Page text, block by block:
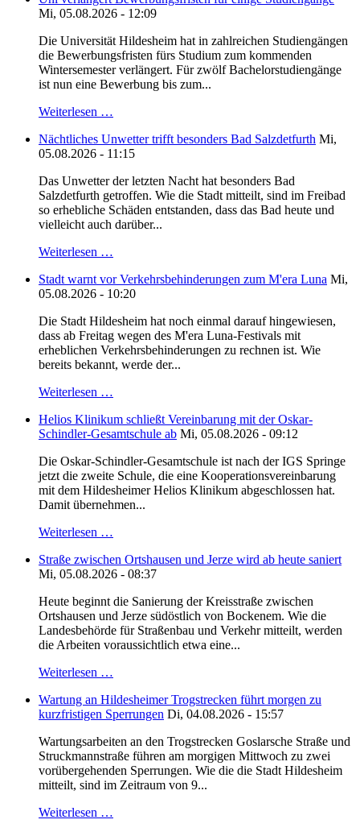
Mi, 05.08.2026 - 12:09
Die Universität Hildesheim hat in zahlreichen Studiengängen
die Bewerbungsfristen fürs Studium zum kommenden
Wintersemester verlängert. Für zwölf Bachelorstudiengänge
ist nun eine Bewerbung bis zum...
Weiterlesen …
Nächtliches Unwetter trifft besonders Bad Salzdetfurth Mi,
05.08.2026 - 11:15
Das Unwetter der letzten Nacht hat besonders Bad
Salzdetfurth getroffen. Wie die Stadt mitteilt, sind im Freibad
so erhebliche Schäden entstanden, dass das Bad heute und
vielleicht auch darüber...
Weiterlesen …
Stadt warnt vor Verkehrsbehinderungen zum M'era Luna Mi,
05.08.2026 - 10:20
Die Stadt Hildesheim hat noch einmal darauf hingewiesen,
dass ab Freitag wegen des M'era Luna-Festivals mit
erheblichen Verkehrsbehinderungen zu rechnen ist. Wie
bereits bekannt, werde der...
Weiterlesen …
Helios Klinikum schließt Vereinbarung mit der Oskar-
Schindler-Gesamtschule ab Mi, 05.08.2026 - 09:12
Die Oskar-Schindler-Gesamtschule ist nach der IGS Springe
jetzt die zweite Schule, die eine Kooperationsvereinbarung
mit dem Hildesheimer Helios Klinikum abgeschlossen hat.
Damit übernehmen...
Weiterlesen …
Straße zwischen Ortshausen und Jerze wird ab heute saniert
Mi, 05.08.2026 - 08:37
Heute beginnt die Sanierung der Kreisstraße zwischen
Ortshausen und Jerze südöstlich von Bockenem. Wie die
Landesbehörde für Straßenbau und Verkehr mitteilt, werden
die Arbeiten voraussichtlich etwa eine...
Weiterlesen …
Wartung an Hildesheimer Trogstrecken führt morgen zu
kurzfristigen Sperrungen Di, 04.08.2026 - 15:57
Wartungsarbeiten an den Trogstrecken Goslarsche Straße und
Struckmannstraße führen am morgigen Mittwoch zu zwei
vorübergehenden Sperrungen. Wie die die Stadt Hildesheim
mitteilt, sind im Zeitraum von 9...
Weiterlesen …